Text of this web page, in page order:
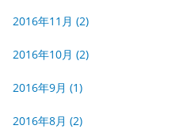
2016年11月 (2)
2016年10月 (2)
2016年9月 (1)
2016年8月 (2)